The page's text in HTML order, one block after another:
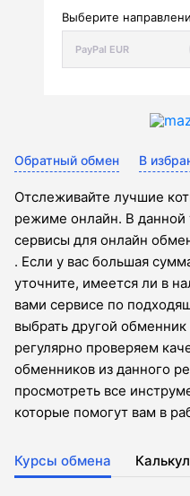
Выберите
Обратный обмен В
Отслеживайте лучшие
режиме онлайн. В данной
сервисы для онлайн
. Если у вас большая
уточните, имеется ли в
вами сервисе по
выбрать другой
регулярно проверяем
обменников из данного
просмотреть все
которые помогут вам в
Курсы обмена